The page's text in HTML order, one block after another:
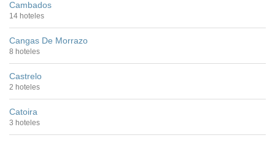
Cambados
14 hoteles
Cangas De Morrazo
8 hoteles
Castrelo
2 hoteles
Catoira
3 hoteles